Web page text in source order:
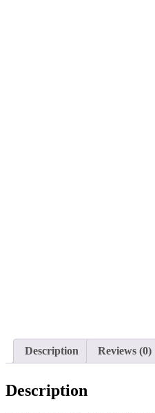
Description Reviews (0)
Description